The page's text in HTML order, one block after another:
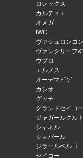
ロレックス
カルティエ
オメガ
IWC
ヴァシュロンコ
ヴァンクリーフ
ウブロ
エルメス
オーデマピゲ
カシオ
グッチ
グランドセイコー
ジャガールクルト
シャネル
ショパール
ジラールペルゴ
セイコー